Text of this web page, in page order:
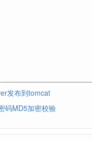
发布到tomcat
码MD5加密校验